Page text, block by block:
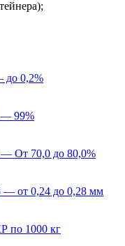
до 0,2%
99%
От 70,0 до 80,0%
— от 0,24 до 0,28 мм
по 1000 кг